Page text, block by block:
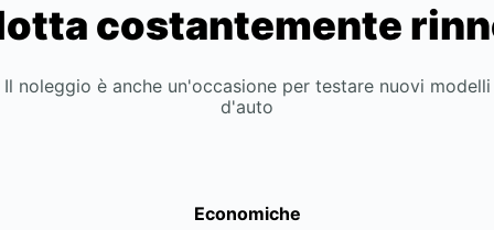
costantemente
Il noleggio è anche un'occasione per testare nuovi modelli
d'auto
Economiche